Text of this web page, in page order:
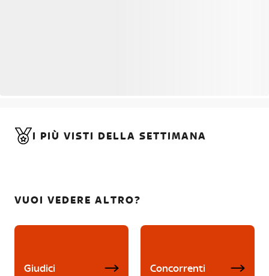
I PIÙ VISTI DELLA SETTIMANA
VUOI VEDERE ALTRO?
Giudici Concorrenti